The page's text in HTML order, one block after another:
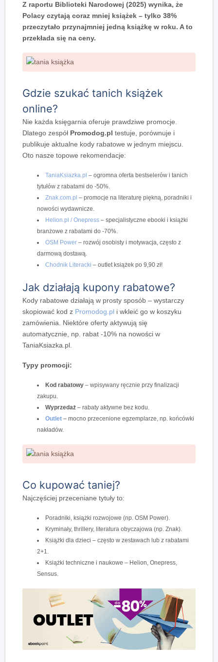
Z raportu Biblioteki Narodowej (2025) wynika, że
Polacy czytają coraz mniej książek – tylko 38%
przeczytało przynajmniej jedną książkę w roku. A to
przekłada się na ceny.
Gdzie szukać tanich książek
online?
Nie każda księgarnia oferuje prawdziwe promocje.
Dlatego zespół Promodog.pl testuje, porównuje i
publikuje aktualne kody rabatowe w jednym miejscu.
Oto nasze topowe rekomendacje:
TaniaKsiazka.pl – ogromna oferta bestselerów i tanich
tytułów z rabatami do -50%.
Znak.com.pl – promocje na literaturę piękną, poradniki i
nowości wydawnicze.
Helion.pl / Onepress – specjalistyczne ebooki i książki
branżowe z rabatami do -70%.
OSM Power – rozwój osobisty i motywacja, często z
darmową dostawą.
Chodnik Literacki – outlet książek po 9,90 zł!
Jak działają kupony rabatowe?
Kody rabatowe działają w prosty sposób – wystarczy
skopiować kod z Promodog.pl i wkleić go w koszyku
zamówienia. Niektóre oferty aktywują się
automatycznie, np. rabat -10% na nowości w
TaniaKsiazka.pl.
Typy promocji:
Kod rabatowy – wpisywany ręcznie przy finalizacji
zakupu.
Wyprzedaż – rabaty aktywne bez kodu.
Outlet – mocno przecenione egzemplarze, np. końcówki
nakładów.
Co kupować taniej?
Najczęściej przeceniane tytuły to:
Poradniki, książki rozwojowe (np. OSM Power).
Kryminały, thrillery, literatura obyczajowa (np. Znak).
Książki dla dzieci – często w zestawach lub z rabatami
2+1.
Książki techniczne i naukowe – Helion, Onepress,
Sensus.